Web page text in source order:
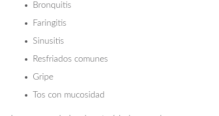
Bronquitis
Faringitis
Sinusitis
Resfriados comunes
Gripe
Tos con mucosidad